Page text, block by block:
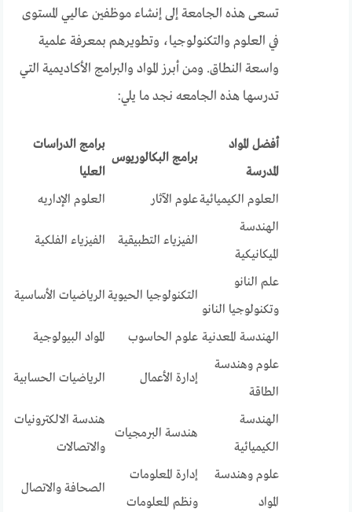
تسعى هذه الجامعة إلى إنشاء موظفين عاليي المستوى
في العلوم والتكنولوجيا، وتطويرهم بمعرفة علمية
واسعة النطاق. ومن أبرز المواد والبرامج الأكاديمية التي
تدرسها هذه الجامعه نجد ما يلي:
أفضل المواد
المدرسة
برامج البكالوريوس
برامج الدراسات
العليا
العلوم الكيميائيةعلوم الآثار
العلوم الإداريه
الهندسة
الميكانيكية
الفيزياء التطبيقية الفيزياء الفلكية
علم النانو
وتكنولوجيا النانو
التكنولوجيا الحيوية الرياضيات الأساسية
الهندسة المعدنية علوم الحاسوب
المواد البيولوجية
علوم وهندسة
الطاقة
إدارة الأعمال الرياضيات الحسابية
الهندسة
الكيميائية
هندسة البرمجيات
هندسة الالكترونيات
والاتصالات
علوم وهندسة
المواد
إدارة المعلومات
ونظم المعلومات
الصحافة والاتصال